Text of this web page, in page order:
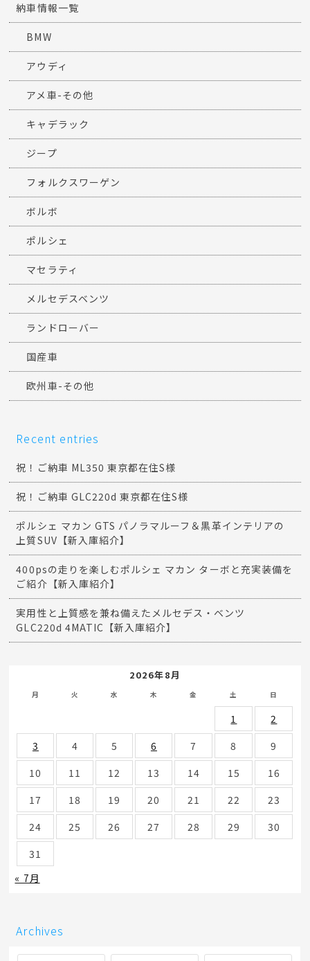
納車情報一覧
BMW
アウディ
アメ車-その他
キャデラック
ジープ
フォルクスワーゲン
ボルボ
ポルシェ
マセラティ
メルセデスベンツ
ランドローバー
国産車
欧州車-その他
Recent entries
祝！ご納車 ML350 東京都在住S様
祝！ご納車 GLC220d 東京都在住S様
ポルシェ マカン GTS パノラマルーフ＆黒革インテリアの
上質SUV【新入庫紹介】
400psの走りを楽しむポルシェ マカン ターボと充実装備を
ご紹介【新入庫紹介】
実用性と上質感を兼ね備えたメルセデス・ベンツ
GLC220d 4MATIC【新入庫紹介】
2026年8月
月 火 水 木 金 土 日
1
2
3
4 5 6 7 8
9
10
11 12 13 14 15
16
17
18 19 20 21 22
23
24
25 26 27 28 29
30
31
« 7月
Archives